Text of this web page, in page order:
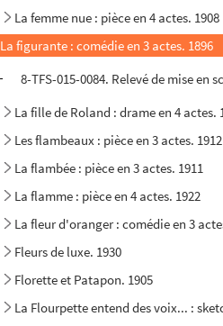
La femme nue : pièce en 4 actes. 1908
La figurante : comédie en 3 actes. 1896
8-TFS-015-0084. Relevé de mise en
La fille de Roland : drame en 4 actes.
Les flambeaux : pièce en 3 actes. 1912
La flambée : pièce en 3 actes. 1911
La flamme : pièce en 4 actes. 1922
La fleur d'oranger : comédie en 3
Fleurs de luxe. 1930
Florette et Patapon. 1905
La Flourpette entend des voix... :